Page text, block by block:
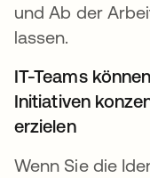
und Ab der
lassen.
IT-Teams
Initiativen
erzielen
Wenn Sie die